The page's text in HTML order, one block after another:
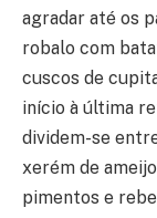
agradar até os
robalo com
cuscos de
início à última
dividem-se
xerém de
pimentos e